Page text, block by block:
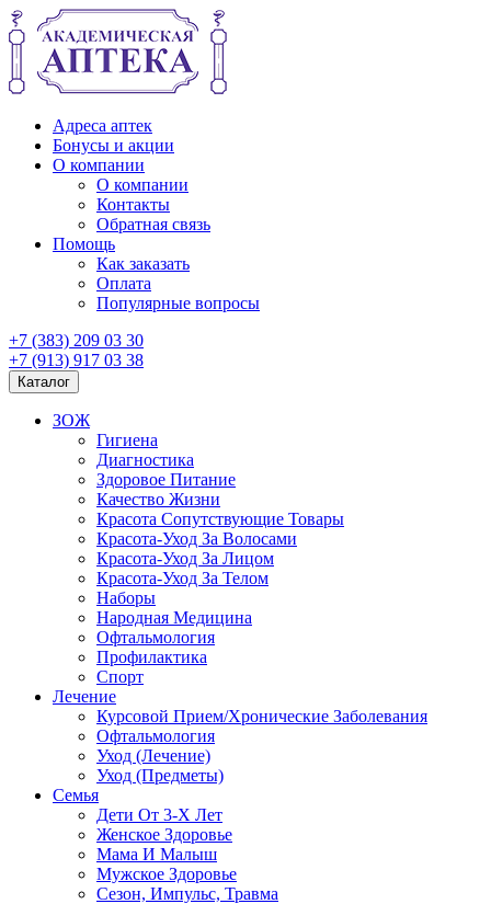
Адреса аптек
Бонусы и акции
О компании
О компании
Контакты
Обратная связь
Помощь
Как заказать
Оплата
Популярные вопросы
+7 (383) 209 03 30
+7 (913) 917 03 38
Каталог
ЗОЖ
Гигиена
Диагностика
Здоровое Питание
Качество Жизни
Красота Сопутствующие Товары
Красота-Уход За Волосами
Красота-Уход За Лицом
Красота-Уход За Телом
Наборы
Народная Медицина
Офтальмология
Профилактика
Спорт
Лечение
Курсовой Прием/Хронические Заболевания
Офтальмология
Уход (Лечение)
Уход (Предметы)
Семья
Дети От 3-Х Лет
Женское Здоровье
Мама И Малыш
Мужское Здоровье
Сезон, Импульс, Травма